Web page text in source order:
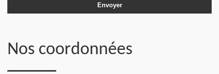
Nos coordonnées